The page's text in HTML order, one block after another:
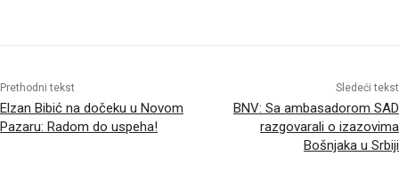
Prethodni tekst
Elzan Bibić na dočeku u Novom
Pazaru: Radom do uspeha!
Sledeći tekst
BNV: Sa ambasadorom SAD
razgovarali o izazovima
Bošnjaka u Srbiji